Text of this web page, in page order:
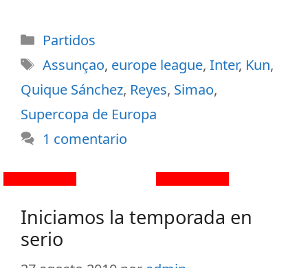
Partidos
Assunçao, europe league, Inter, Kun,
Quique Sánchez, Reyes, Simao,
Supercopa de Europa
1 comentario
Iniciamos la temporada en
serio